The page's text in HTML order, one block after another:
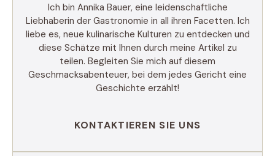
Ich bin Annika Bauer, eine leidenschaftliche
Liebhaberin der Gastronomie in all ihren Facetten. Ich
liebe es, neue kulinarische Kulturen zu entdecken und
diese Schätze mit Ihnen durch meine Artikel zu
teilen. Begleiten Sie mich auf diesem
Geschmacksabenteuer, bei dem jedes Gericht eine
Geschichte erzählt!
KONTAKTIEREN SIE UNS